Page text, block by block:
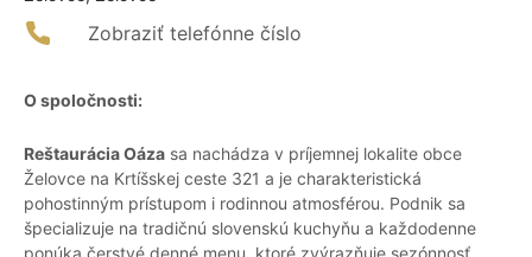
Zobraziť telefónne číslo
O spoločnosti:
Reštaurácia Oáza sa nachádza v príjemnej lokalite obce
Želovce na Krtíšskej ceste 321 a je charakteristická
pohostinným prístupom i rodinnou atmosférou. Podnik sa
špecializuje na tradičnú slovenskú kuchyňu a každodenne
ponúka čerstvé denné menu, ktoré zvýrazňuje sezónnosť